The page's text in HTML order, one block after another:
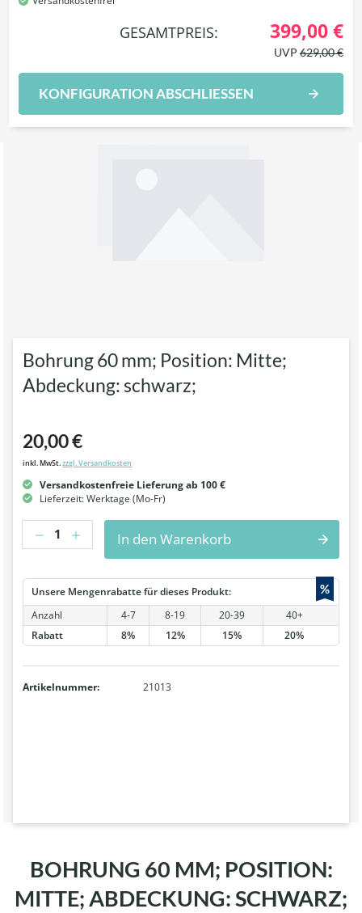
GESAMTPREIS: 399,00 €
UVP629,00 €
KONFIGURATION ABSCHLIESSEN
Bohrung 60 mm; Position: Mitte;
Abdeckung: schwarz;
20,00 €
inkl. MwSt.zzgl. Versandkosten
Versandkostenfreie Lieferung ab 100 €
Lieferzeit: Werktage (Mo-Fr)
Anzahl
In den Warenkorb
%
Unsere Mengenrabatte für dieses Produkt:
Anzahl
4-7 8-19 20-39
40+
Rabatt
8% 12% 15% 20%
Artikelnummer: 21013
BOHRUNG 60 MM; POSITION:
MITTE; ABDECKUNG: SCHWARZ;